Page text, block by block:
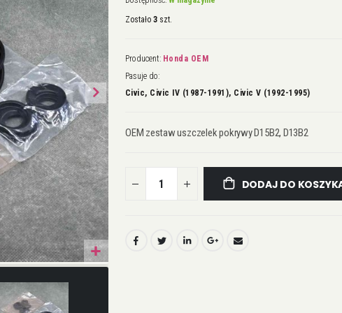
Zostało 3szt.
Producent: Honda OEM
Pasuje do:
Civic, Civic IV (1987-1991), Civic V (1992-1995)
OEM zestaw uszczelek pokrywy D15B2, D13B2
DODAJ DO